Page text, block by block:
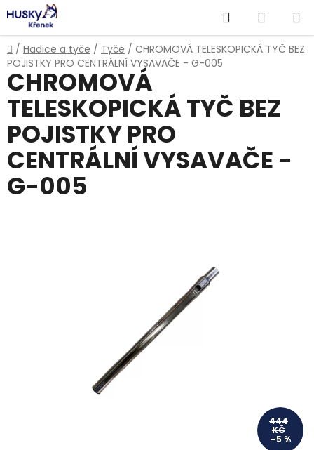
Přejít
na
obsah
Hledat
KOŠÍK
Domů
/ Hadice a tyče / Tyče / CHROMOVÁ TELESKOPICKÁ TYČ BEZ
POJISTKY PRO CENTRÁLNÍ VYSAVAČE - G-005
CHROMOVÁ
TELESKOPICKÁ TYČ BEZ
POJISTKY PRO
CENTRÁLNÍ VYSAVAČE -
G-005
444
KČ
–5 %